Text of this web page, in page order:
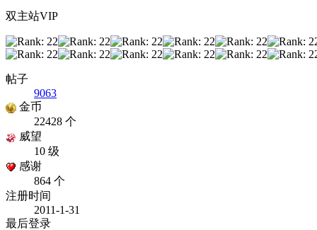
双主站VIP
帖子
9063
金币
22428 个
威望
10 级
感谢
864 个
注册时间
2011-1-31
最后登录